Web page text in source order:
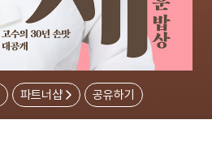
파트너샵 공유하기